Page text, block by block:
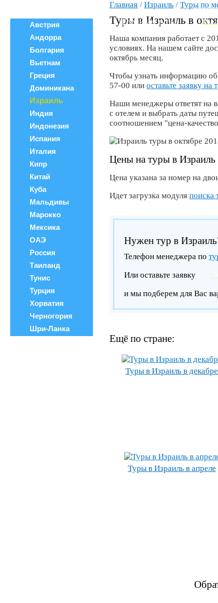
Поиск тура
Горящие туры
Как
Австрия
Андорра
Болгария
Вьетнам
Греция
Доминикана
Израиль
Индия
Индонезия
Испания
Италия
Кипр
Китай
Куба
Мальдивы
Марокко
Мексика
ОАЭ
Россия
Таиланд
Тунис
Турция
Хорватия
Черногория
Шри-Ланка
Главная / Израиль / Туры по
Туры в Израиль в
Наша компания работает с
условиях. На нашем сайте
октябрь месяц.
Чтобы узнать информацию об
57-00 или оставьте заявку на
Наши менеджеры ответят на
с отелем и выбрать даты
соотношением "цена-
Цены на туры в Израиль
Цена указана за номер на
Идет загрузка модуля поиска
Нужен тур в
Телефон менеджера по
Или оставьте заявку
и мы подберем для Вас
Ещё по стране:
Туры в Израиль в декабре
Туры в Израиль в апреле